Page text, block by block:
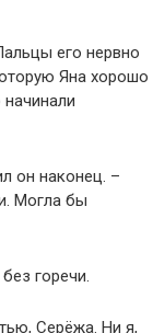
его нервно
Яна хорошо
он наконец. –
Могла бы
горечи.
Серёжа. Ни я,